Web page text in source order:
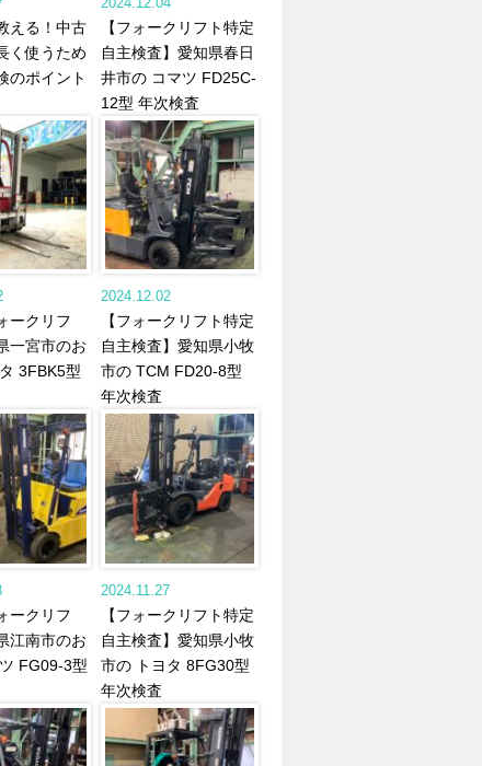
える！中古
く使うため
のポイント
【フォークリフト特定
自主検査】愛知県春日
井市の コマツ FD25C-
12型 年次検査
ークリフ
一宮市のお
3FBK5型
2024.12.02
【フォークリフト特定
自主検査】愛知県小牧
市の TCM FD20-8型
年次検査
ークリフ
江南市のお
FG09-3型
2024.11.27
【フォークリフト特定
自主検査】愛知県小牧
市の トヨタ 8FG30型
年次検査